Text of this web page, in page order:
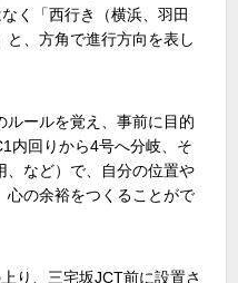
く「西行き（横浜、羽田
、方角で進行方向を表し
ルールを覚え、事前に目的
内回りから4号へ分岐、そ
、など）で、自分の位置や
心の余裕をつくることがで
り、三宅坂JCT前に設置さ